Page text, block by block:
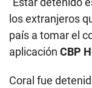
los extranjeros
país a tomar el
aplicación CBP
Coral fue